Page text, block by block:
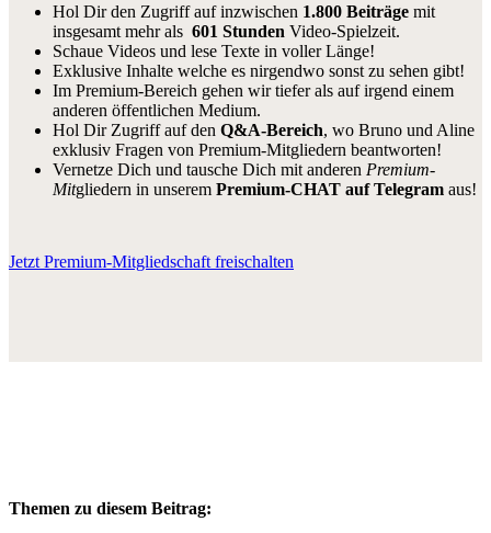
Hol Dir den Zugriff auf inzwischen 1.800 Beiträge mit
insgesamt mehr als 601 Stunden Video-Spielzeit.
Schaue Videos und lese Texte in voller Länge!
Exklusive Inhalte welche es nirgendwo sonst zu sehen gibt!
Im Premium-Bereich gehen wir tiefer als auf irgend einem
anderen öffentlichen Medium.
Hol Dir Zugriff auf den Q&A-Bereich, wo Bruno und Aline
exklusiv Fragen von Premium-Mitgliedern beantworten!
Vernetze Dich und tausche Dich mit anderen Premium-
Mitgliedern in unserem Premium-CHAT auf Telegram aus!
Jetzt Premium-Mitgliedschaft freischalten
Themen zu diesem Beitrag: